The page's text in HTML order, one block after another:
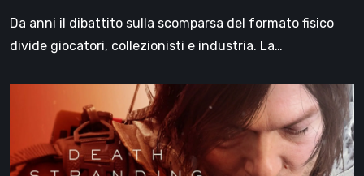
Da anni il dibattito sulla scomparsa del formato fisico
divide giocatori, collezionisti e industria. La…
Stranding
On